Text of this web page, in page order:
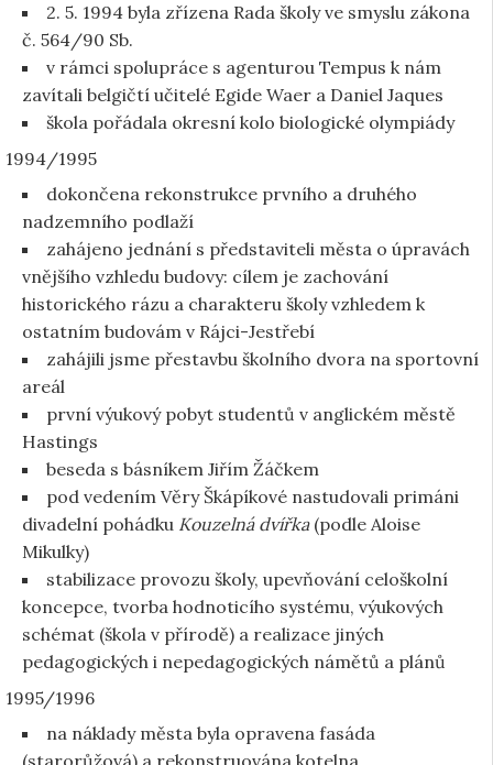
2. 5. 1994 byla zřízena Rada školy ve smyslu zákona
č. 564/90 Sb.
v rámci spolupráce s agenturou Tempus k nám
zavítali belgičtí učitelé Egide Waer a Daniel Jaques
škola pořádala okresní kolo biologické olympiády
1994/1995
dokončena rekonstrukce prvního a druhého
nadzemního podlaží
zahájeno jednání s představiteli města o úpravách
vnějšího vzhledu budovy: cílem je zachování
historického rázu a charakteru školy vzhledem k
ostatním budovám v Rájci-Jestřebí
zahájili jsme přestavbu školního dvora na sportovní
areál
první výukový pobyt studentů v anglickém městě
Hastings
beseda s básníkem Jiřím Žáčkem
pod vedením Věry Škápíkové nastudovali primáni
divadelní pohádku Kouzelná dvířka(podle Aloise
Mikulky)
stabilizace provozu školy, upevňování celoškolní
koncepce, tvorba hodnoticího systému, výukových
schémat (škola v přírodě) a realizace jiných
pedagogických i nepedagogických námětů a plánů
1995/1996
na náklady města byla opravena fasáda
(starorůžová) a rekonstruována kotelna